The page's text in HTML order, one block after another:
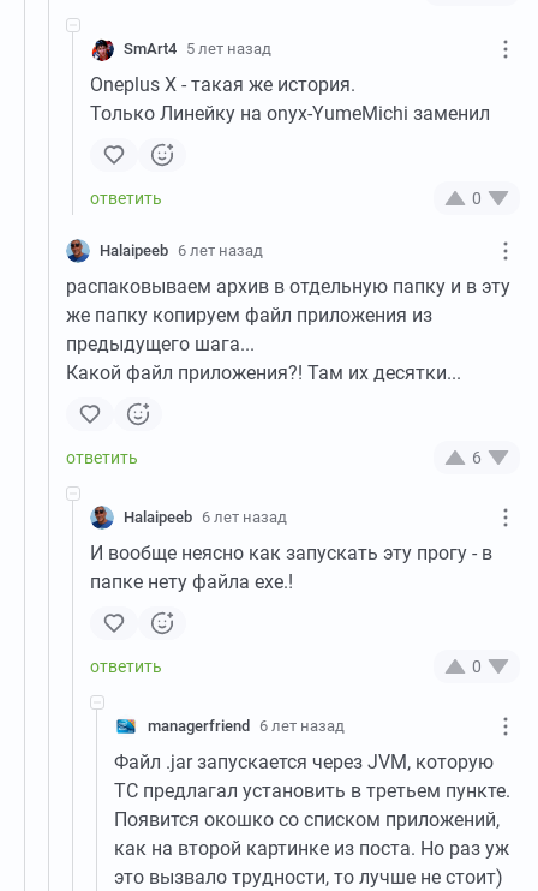
SmArt4 5 лет назад
Oneplus X - такая же история.
Только Линейку на onyx-YumeMichi заменил
0
Halaipeeb 6 лет назад
распаковываем архив в отдельную папку и в эту
же папку копируем файл приложения из
предыдущего шага...
Какой файл приложения?! Там их десятки...
6
Halaipeeb 6 лет назад
И вообще неясно как запускать эту прогу - в
папке нету файла exe.!
0
managerfriend 6 лет назад
Файл .jar запускается через JVM, которую
ТС предлагал установить в третьем пункте.
Появится окошко со списком приложений,
как на второй картинке из поста. Но раз уж
это вызвало трудности, то лучше не стоит)